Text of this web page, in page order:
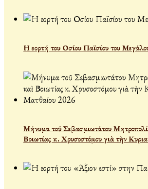
Η εορτή του Οσίου Παϊσίου του
Μήνυμα τοῦ Σεβασμιωτάτου
Βοιωτίας κ. Χρυσοστόμου γιὰ τὴν